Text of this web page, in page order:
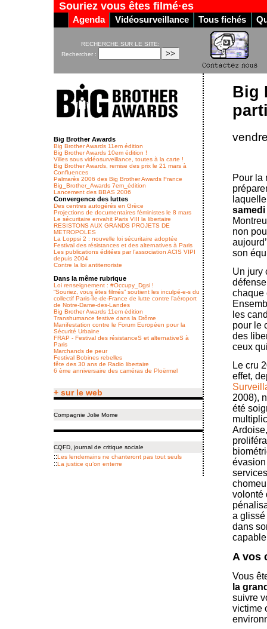
Souriez vous êtes filmé·es
Agenda Vidéosurveillance Tous fichés
RECHERCHE SUR LE SITE:
Rechercher :
Big
Pour la
samedi
non
son
Un jury
chaque
les
pour le
des
ceux
Le cru
effet,
2008),
été
volonté
a glissé
dans
A vos
Vous
la
suivre
victime
Big Brother Awards
Big Brother Awards 11em édition
Big Brother Awards 10em édition !
Villes sous vidéosurveillance, toutes à la carte !
Big Brother Awards, remise des prix le 21 mars à
Confluences
Palmarès 2006 des Big Brother Awards France
Big_Brother_Awards 7em_édition
Lancement des BBAS 2006
Convergence des luttes
Des centres autogérés en Grèce
Projections de documentaires féministes le 8 mars
Le sécuritaire envahit Paris VIII la libertaire
RESISTONS AUX GRANDS PROJETS DE
METROPOLES
La Loppsi 2 : nouvelle loi sécuritaire adoptée
Festival des résistances et des alternatives à Paris
Les publications éditées par l’association ACIS VIPI
depuis 2004
Contre la loi antiterroriste
Dans la même rubrique
Loi renseignement : #Occupy_Dgsi !
“Souriez, vous êtes filmés” soutient les inculpé-e-s du
collectif Paris-Île-de-France de lutte contre l’aéroport
de Notre-Dame-des-Landes
Big Brother Awards 11em édition
Transhumance festive dans la Drôme
Manifestation contre le Forum Européen pour la
Sécurité Urbaine
FRAP - Festival des résistanceS et alternativeS à
Paris
Marchands de peur
Festival Bobines rebelles
fête des 30 ans de Radio libertaire
6 ème anniversaire des caméras de Ploërmel
+ sur le web
Compagnie Jolie Mome
CQFD, journal de critique sociale
::Les lendemains ne chanteront pas tout seuls
::La justice qu’on enterre